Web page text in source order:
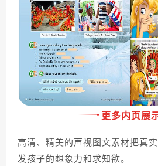
更多内页展
高清、精美的声视图文素材把真
发孩子的想象力和求知欲。